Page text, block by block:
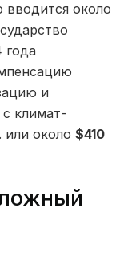
вводится около
года
и
климат-
или около $410